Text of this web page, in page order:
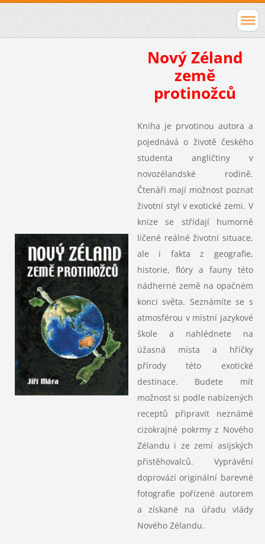
Nový Zéland
země
protinožců
Kniha je prvotinou autora a
pojednává o životě českého
studenta angličtiny v
novozélandské rodině.
Čtenáři mají možnost poznat
životní styl v exotické zemi. V
knize se střídají humorně
líčené reálné životní situace,
ale i fakta z geografie,
historie, flóry a fauny této
nádherné země na opačném
konci světa. Seznámíte se s
atmosférou v místní jazykové
škole a nahlédnete na
úžasná místa a hříčky
přírody této exotické
destinace. Budete mít
možnost si podle nabízených
receptů připravit neznámé
cizokrajné pokrmy z Nového
Zélandu i ze zemí asijských
přistěhovalců. Vyprávění
doprovází originální barevné
fotografie pořízené autorem
a získané na úřadu vlády
Nového Zélandu.